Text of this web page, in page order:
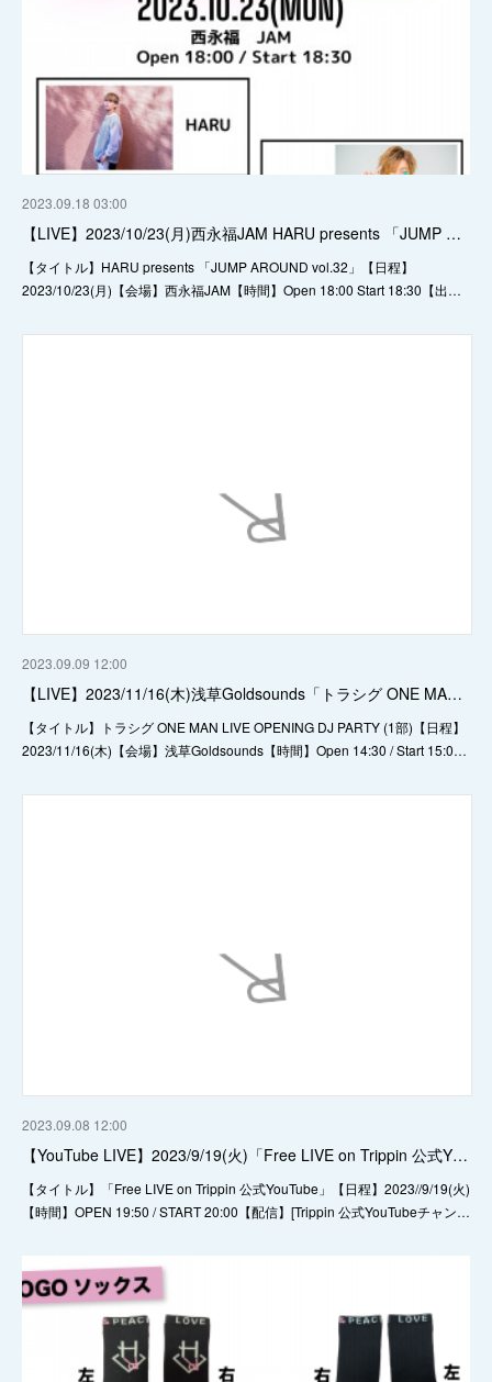
2023.09.18 03:00
【LIVE】2023/10/23(月)西永福JAM HARU presents 「JUMP …
【タイトル】HARU presents 「JUMP AROUND vol.32」【日程】
2023/10/23(月)【会場】西永福JAM【時間】Open 18:00 Start 18:30【出…
2023.09.09 12:00
【LIVE】2023/11/16(木)浅草Goldsounds「トラシグ ONE MA…
【タイトル】トラシグ ONE MAN LIVE OPENING DJ PARTY (1部)【日程】
2023/11/16(木)【会場】浅草Goldsounds【時間】Open 14:30 / Start 15:0…
2023.09.08 12:00
【YouTube LIVE】2023/9/19(火)「Free LIVE on Trippin 公式Y…
【タイトル】「Free LIVE on Trippin 公式YouTube」【日程】2023//9/19(火)
【時間】OPEN 19:50 / START 20:00【配信】[Trippin 公式YouTubeチャン…